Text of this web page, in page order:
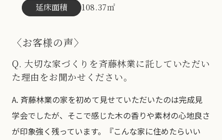
延床面積
108.37㎡
〈お客様の声〉
Q. 大切な家づくりを斉藤林業に託していただい
た理由をお聞かせください。
A. 斉藤林業の家を初めて見せていただいたのは完成見
学会でしたが、そこで感じた木の香りや素材の心地良さ
が印象強く残っています。『こんな家に住めたらいい